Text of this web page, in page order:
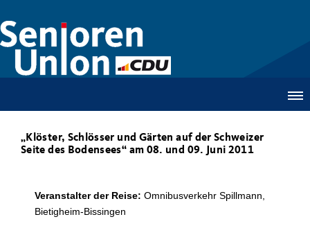
Klöster, Schlösser und Gärten auf der Schweizer
Seite des Bodensees“ am 08. und 09. Juni 2011
Veranstalter der Reise: Omnibusverkehr Spillmann,
Bietigheim-Bissingen